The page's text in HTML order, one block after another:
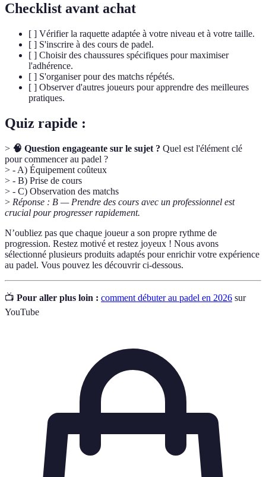
Checklist avant achat
[ ] Vérifier la raquette adaptée à votre niveau et à votre taille.
[ ] S'inscrire à des cours de padel.
[ ] Choisir des chaussures spécifiques pour maximiser
l'adhérence.
[ ] S'organiser pour des matchs répétés.
[ ] Observer d'autres joueurs pour apprendre des meilleures
pratiques.
Quiz rapide :
> 🧠 Question engageante sur le sujet ? Quel est l'élément clé
pour commencer au padel ?
> - A) Équipement coûteux
> - B) Prise de cours
> - C) Observation des matchs
> Réponse : B — Prendre des cours avec un professionnel est
crucial pour progresser rapidement.
N’oubliez pas que chaque joueur a son propre rythme de
progression. Restez motivé et restez joyeux ! Nous avons
sélectionné plusieurs produits adaptés pour enrichir votre expérience
au padel. Vous pouvez les découvrir ci-dessous.
📺 Pour aller plus loin : comment débuter au padel en 2026 sur
YouTube